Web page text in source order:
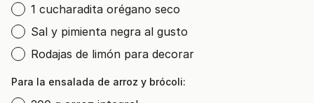
1 cucharadita orégano seco
Sal y pimienta negra al gusto
Rodajas de limón para decorar
Para la ensalada de arroz y brócoli: